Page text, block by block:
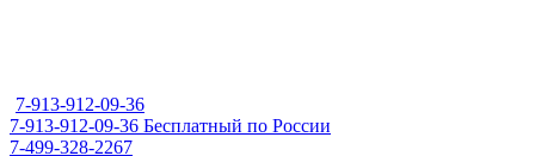
7-913-912-09-36
7-913-912-09-36 Бесплатный по России
7-499-328-2267